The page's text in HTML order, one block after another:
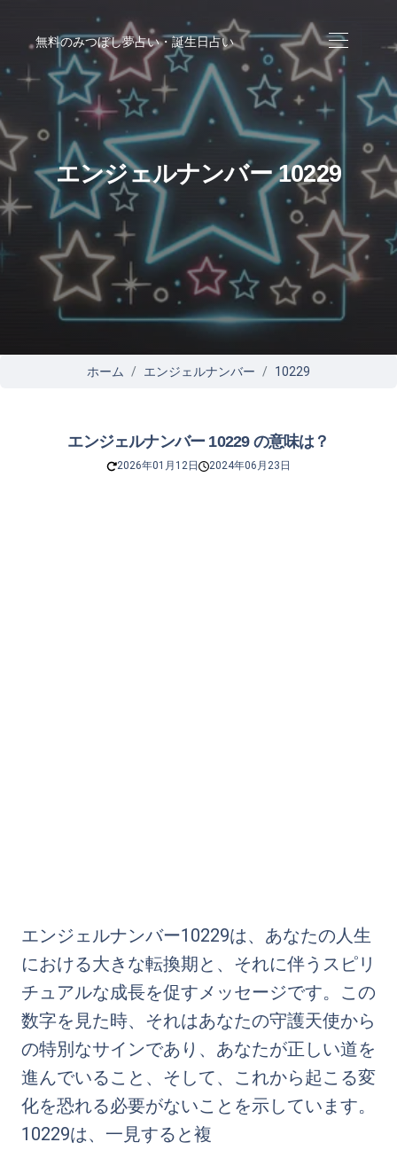
無料のみつぼし夢占い・誕生日占い
エンジェルナンバー 10229
ホーム エンジェルナンバー 10229
エンジェルナンバー 10229 の意味は？
2026年01月12日 2024年06月23日
エンジェルナンバー10229は、あなたの人生
における大きな転換期と、それに伴うスピリ
チュアルな成長を促すメッセージです。この
数字を見た時、それはあなたの守護天使から
の特別なサインであり、あなたが正しい道を
進んでいること、そして、これから起こる変
化を恐れる必要がないことを示しています。
10229は、一見すると複